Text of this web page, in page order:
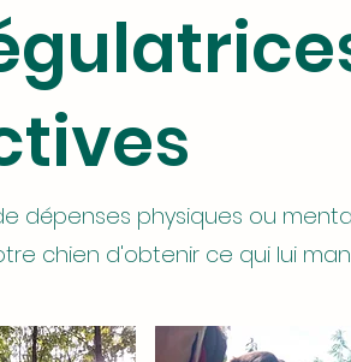
dépenses physiques ou
chien d'obtenir ce qui lui